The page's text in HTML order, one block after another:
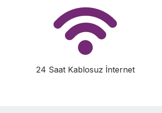
24 Saat Kablosuz İnternet